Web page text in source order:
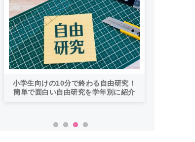
バイルオーダー完全ガイド｜支払い方
法から受け取り方までネットオーダー